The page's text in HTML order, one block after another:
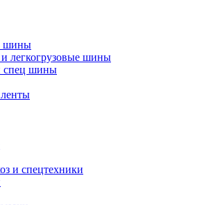
шины
легкогрузовые шины
спец шины
и спецтехники